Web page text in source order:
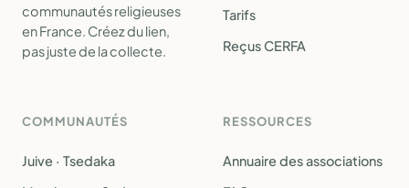
communautés religieuses
en France. Créez du lien,
pas juste de la collecte.
Tarifs
Reçus CERFA
COMMUNAUTÉS
Juive · Tsedaka
RESSOURCES
Annuaire des associations